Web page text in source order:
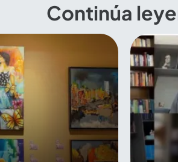
Continúa